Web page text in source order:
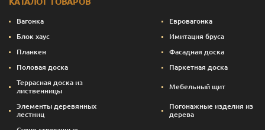
Вагонка
Евровагонка
Блок хаус
Имитация бруса
Планкен
Фасадная доска
Половая доска
Паркетная доска
Террасная доска из
лиственницы
Мебельный щит
Элементы деревянных
лестниц
Погонажные изделия из
дерева